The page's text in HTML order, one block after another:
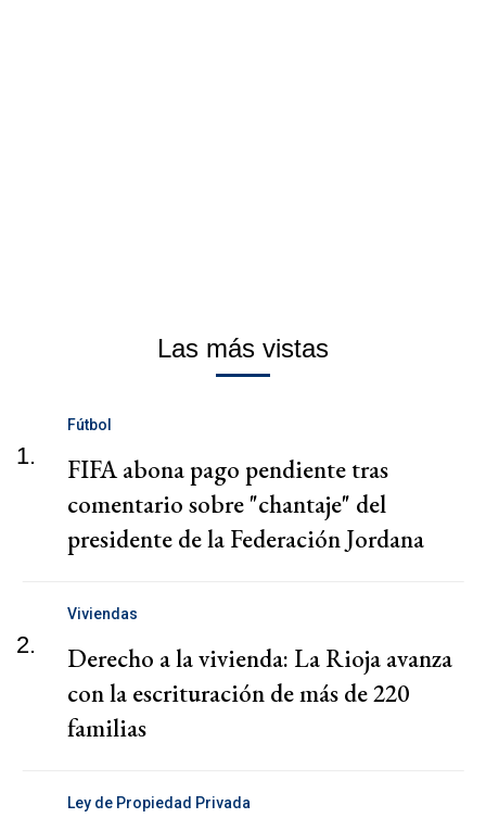
Las más vistas
1.
Fútbol
FIFA abona pago pendiente tras
comentario sobre "chantaje" del
presidente de la Federación Jordana
2.
Viviendas
Derecho a la vivienda: La Rioja avanza
con la escrituración de más de 220
familias
Ley de Propiedad Privada